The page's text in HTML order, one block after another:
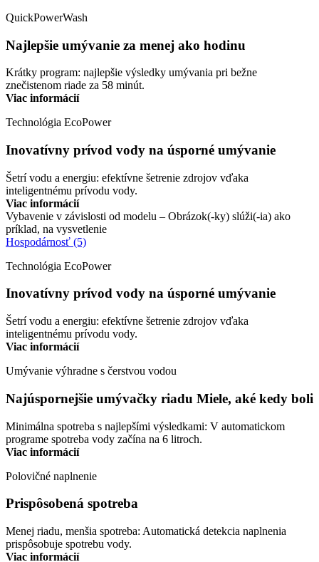
QuickPowerWash
Najlepšie umývanie za menej ako hodinu
Krátky program: najlepšie výsledky umývania pri bežne
znečistenom riade za 58 minút.
Viac informácií
Technológia EcoPower
Inovatívny prívod vody na úsporné umývanie
Šetrí vodu a energiu: efektívne šetrenie zdrojov vďaka
inteligentnému prívodu vody.
Viac informácií
Vybavenie v závislosti od modelu – Obrázok(-ky) slúži(-ia) ako
príklad, na vysvetlenie
Hospodárnosť (5)
Technológia EcoPower
Inovatívny prívod vody na úsporné umývanie
Šetrí vodu a energiu: efektívne šetrenie zdrojov vďaka
inteligentnému prívodu vody.
Viac informácií
Umývanie výhradne s čerstvou vodou
Najúspornejšie umývačky riadu Miele, aké kedy boli
Minimálna spotreba s najlepšími výsledkami: V automatickom
programe spotreba vody začína na 6 litroch.
Viac informácií
Polovičné naplnenie
Prispôsobená spotreba
Menej riadu, menšia spotreba: Automatická detekcia naplnenia
prispôsobuje spotrebu vody.
Viac informácií